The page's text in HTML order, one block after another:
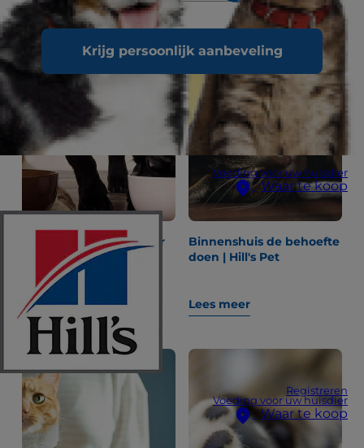
Krijg persoonlijk aanbeveling
Voeding voor uw huisdier
Waar te koop
Registreren
Voeding voor uw huisdier
Waar te koop
8 upcycling ideeën voor
diervoedingzakken en
blikken
Lees meer
Binnenshuis de behoefte
doen | Hill's Pet
Lees meer